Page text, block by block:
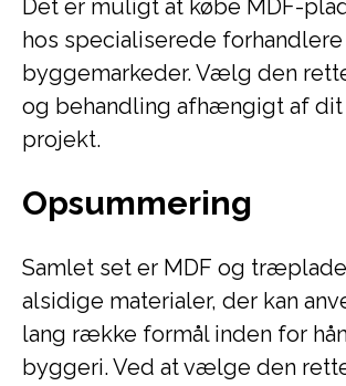
Det er muligt at købe MDF-
hos specialiserede
byggemarkeder. Vælg den
og behandling afhængigt af dit
projekt.
Opsummering
Samlet set er MDF og
alsidige materialer, der kan
lang række formål inden for
byggeri. Ved at vælge den